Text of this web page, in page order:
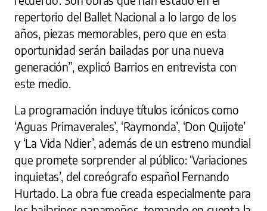
repertorio del Ballet Nacional a lo largo de los
años, piezas memorables, pero que en esta
oportunidad serán bailadas por una nueva
generación”, explicó Barrios en entrevista con
este medio.
La programación incluye títulos icónicos como
‘Aguas Primaverales’, ‘Raymonda’, ‘Don Quijote’
y ‘La Vida Ndier’, además de un estreno mundial
que promete sorprender al público: ‘Variaciones
inquietas’, del coreógrafo español Fernando
Hurtado. La obra fue creada especialmente para